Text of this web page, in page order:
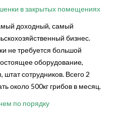
в закрытых помещениях
доходный, самый
бизнес.
не требуется большой
оборудование,
сотрудников. Всего 2
около 500кг грибов в месяц.
по порядку